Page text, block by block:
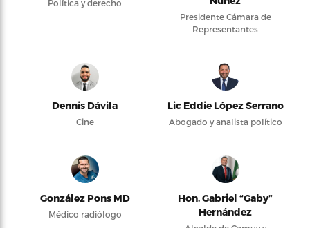
Política y derecho
Presidente Cámara de
Representantes
Dennis Dávila
Cine
Lic Eddie López Serrano
Abogado y analista político
González Pons MD
Médico radiólogo
Hon. Gabriel “Gaby”
Hernández